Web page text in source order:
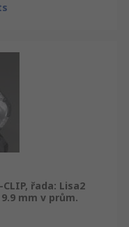
CLIP, řada: Lisa2
mm v prům.